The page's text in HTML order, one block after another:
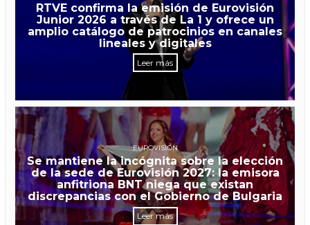
RTVE confirma la emisión de Eurovisión
Junior 2026 a través de La 1 y ofrece un
amplio catálogo de patrocinios en canales
lineales y digitales
Leer más
EUROVISIÓN
Se mantiene la incógnita sobre la elección
de la sede de Eurovisión 2027: la emisora
anfitriona BNT niega que existan
discrepancias con el Gobierno de Bulgaria
Leer más